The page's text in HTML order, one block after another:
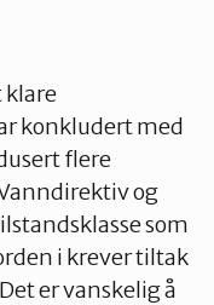
klare
konkludert med
flere
og
som
i krever tiltak
er vanskelig å